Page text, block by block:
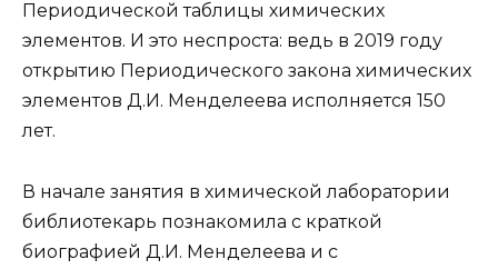
Периодической таблицы химических
элементов. И это неспроста: ведь в 2019 году
открытию Периодического закона химических
элементов Д.И. Менделеева исполняется 150
лет.
В начале занятия в химической лаборатории
библиотекарь познакомила с краткой
биографией Д.И. Менделеева и с